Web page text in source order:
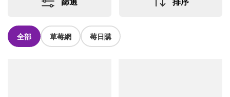
全部 草莓網 莓日購